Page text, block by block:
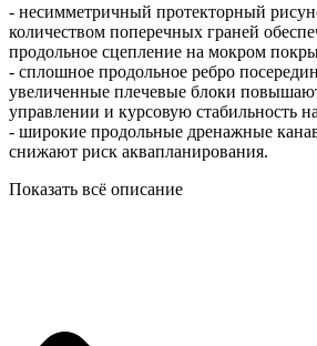
- несимметричный протекторный
количеством поперечных граней
продольное сцепление на мокром
- сплошное продольное ребро
увеличенные плечевые блоки
управлении и курсовую стабильность
- широкие продольные дренажные
снижают риск аквапланирования.
Показать всё описание